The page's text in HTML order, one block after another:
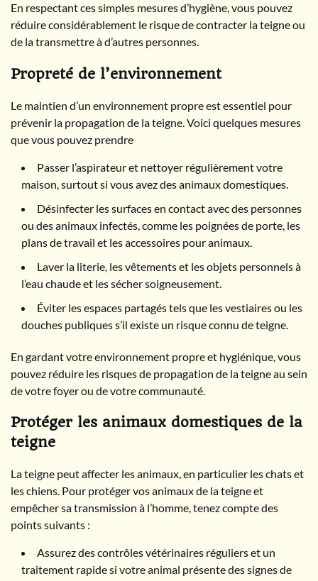
En respectant ces simples mesures d’hygiène, vous pouvez
réduire considérablement le risque de contracter la teigne ou
de la transmettre à d’autres personnes.
Propreté de l’environnement
Le maintien d’un environnement propre est essentiel pour
prévenir la propagation de la teigne. Voici quelques mesures
que vous pouvez prendre
Passer l’aspirateur et nettoyer régulièrement votre
maison, surtout si vous avez des animaux domestiques.
Désinfecter les surfaces en contact avec des personnes
ou des animaux infectés, comme les poignées de porte, les
plans de travail et les accessoires pour animaux.
Laver la literie, les vêtements et les objets personnels à
l’eau chaude et les sécher soigneusement.
Éviter les espaces partagés tels que les vestiaires ou les
douches publiques s’il existe un risque connu de teigne.
En gardant votre environnement propre et hygiénique, vous
pouvez réduire les risques de propagation de la teigne au sein
de votre foyer ou de votre communauté.
Protéger les animaux domestiques de la
teigne
La teigne peut affecter les animaux, en particulier les chats et
les chiens. Pour protéger vos animaux de la teigne et
empêcher sa transmission à l’homme, tenez compte des
points suivants :
Assurez des contrôles vétérinaires réguliers et un
traitement rapide si votre animal présente des signes de